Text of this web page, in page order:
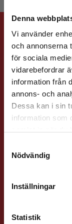
Denna
Vi använder
och annonserna
för sociala
vidarebefordrar
information från
annons- och
Dessa kan i sin
information som
Nödvändig
Inställningar
Statistik
Det verkar
Vi erbjuder
att kunna